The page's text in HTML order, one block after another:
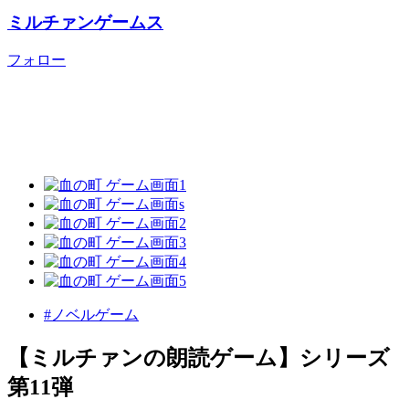
ミルチァンゲームス
フォロー
#ノベルゲーム
【ミルチァンの朗読ゲーム】シリーズ
第11弾